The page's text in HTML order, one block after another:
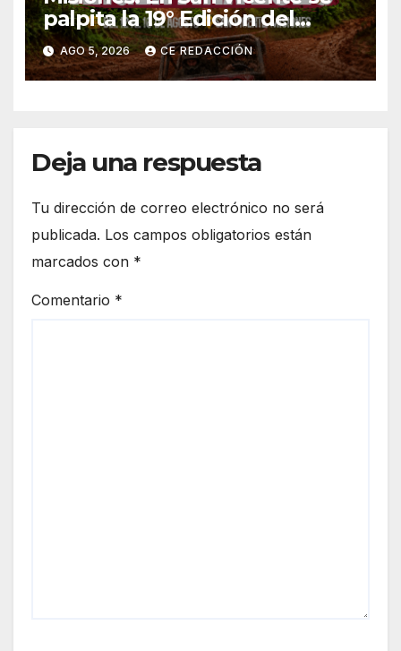
palpita la 19° Edición del
«Jeep Fest» – Cronograma –
detalles
AGO 5, 2026 CE REDACCIÓN
Deja una respuesta
Tu dirección de correo electrónico no será
publicada. Los campos obligatorios están
marcados con *
Comentario *